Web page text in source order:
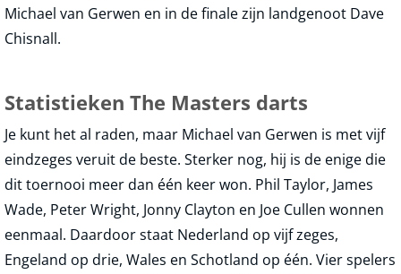
Michael van Gerwen en in de finale zijn landgenoot Dave
Chisnall.
Statistieken The Masters darts
Je kunt het al raden, maar Michael van Gerwen is met vijf
eindzeges veruit de beste. Sterker nog, hij is de enige die
dit toernooi meer dan één keer won. Phil Taylor, James
Wade, Peter Wright, Jonny Clayton en Joe Cullen wonnen
eenmaal. Daardoor staat Nederland op vijf zeges,
Engeland op drie, Wales en Schotland op één. Vier spelers